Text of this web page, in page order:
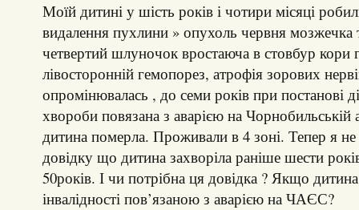
Моїй дитині у шість років і чотири місяці
видалення пухлини » опухоль червня
четвертий шлуночок вростаюча в стовбур кори
лівосторонній гемопорез, атрофія зорових
опромінювалась , до семи років при постанові
хвороби повязана з аварією на Чорнобильській
дитина померла. Проживали в 4 зоні. Тепер я
довідку що дитина захворіла раніше шести
50років. І чи потрібна ця довідка ? Якщо
інвалідності пов’язаною з аварією на ЧАЄС?